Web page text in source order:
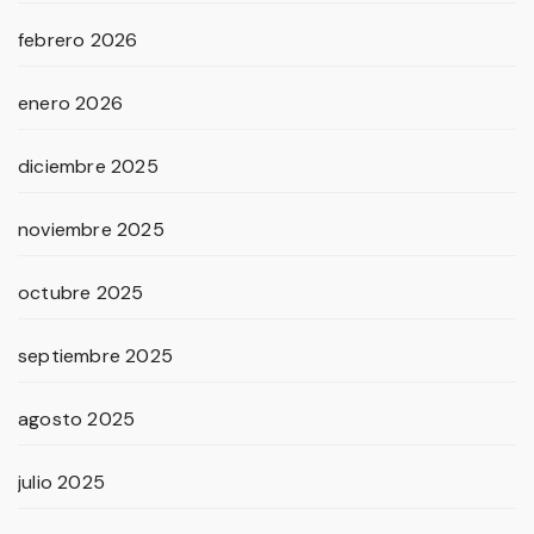
febrero 2026
enero 2026
diciembre 2025
noviembre 2025
octubre 2025
septiembre 2025
agosto 2025
julio 2025